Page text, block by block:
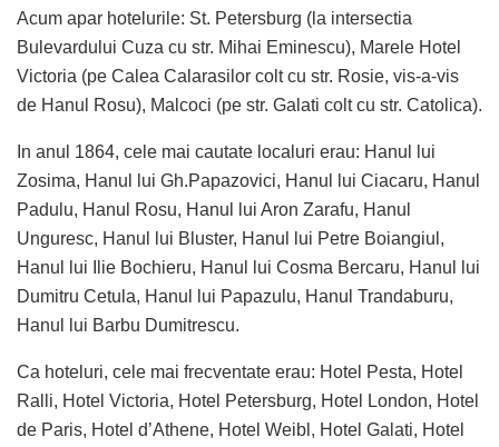
Acum apar hotelurile: St. Petersburg (la intersectia
Bulevardului Cuza cu str. Mihai Eminescu), Marele Hotel
Victoria (pe Calea Calarasilor colt cu str. Rosie, vis-a-vis
de Hanul Rosu), Malcoci (pe str. Galati colt cu str. Catolica).
In anul 1864, cele mai cautate localuri erau: Hanul lui
Zosima, Hanul lui Gh.Papazovici, Hanul lui Ciacaru, Hanul
Padulu, Hanul Rosu, Hanul lui Aron Zarafu, Hanul
Unguresc, Hanul lui Bluster, Hanul lui Petre Boiangiul,
Hanul lui Ilie Bochieru, Hanul lui Cosma Bercaru, Hanul lui
Dumitru Cetula, Hanul lui Papazulu, Hanul Trandaburu,
Hanul lui Barbu Dumitrescu.
Ca hoteluri, cele mai frecventate erau: Hotel Pesta, Hotel
Ralli, Hotel Victoria, Hotel Petersburg, Hotel London, Hotel
de Paris, Hotel d’Athene, Hotel Weibl, Hotel Galati, Hotel